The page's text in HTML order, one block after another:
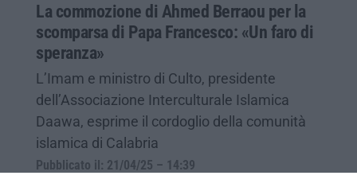
La commozione di Ahmed Berraou per la
scomparsa di Papa Francesco: «Un faro di
speranza»
L’Imam e ministro di Culto, presidente
dell’Associazione Interculturale Islamica
Daawa, esprime il cordoglio della comunità
islamica di Calabria
Pubblicato il: 21/04/25 – 14:39